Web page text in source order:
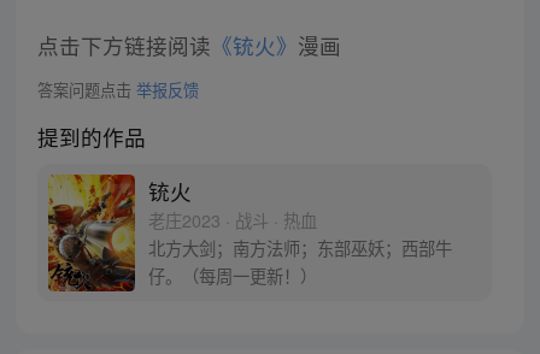
点击下方链接阅读 《铳火》 漫画
答案问题点击 举报反馈
提到的作品
铳火
老庄2023 · 战斗 · 热血
北方大剑；南方法师；东部巫妖；西部牛
仔。（每周一更新！）